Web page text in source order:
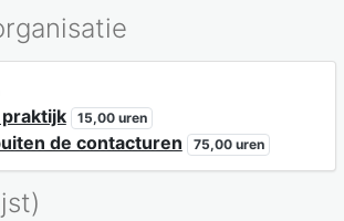
15,00 uren
de contacturen 75,00 uren